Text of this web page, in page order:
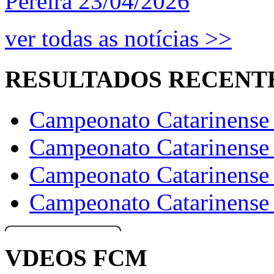
ver todas as notícias >>
RESULTADOS
Campeonato
Campeonato
Campeonato
Campeonato
VDEOS FCM